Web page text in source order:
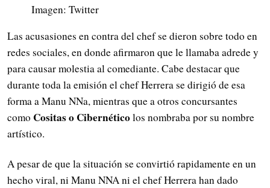
Imagen: Twitter
Las acusasiones en contra del chef se dieron sobre todo en
redes sociales, en donde afirmaron que le llamaba adrede y
para causar molestia al comediante. Cabe destacar que
durante toda la emisión el chef Herrera se dirigió de esa
forma a Manu NNa, mientras que a otros concursantes
como Cositas o Cibernéticolos nombraba por su nombre
artístico.
A pesar de que la situación se convirtió rapidamente en un
hecho viral, ni Manu NNA ni el chef Herrera han dado